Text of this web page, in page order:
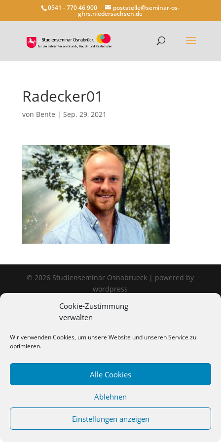
Cookie-Zustimmung
verwalten
Wir verwenden Cookies, um unsere Website und unseren Service zu
optimieren.
Alle Cookies
Ablehnen
Einstellungen anzeigen
0541 - 770 46 900 poststelle@seminar-os-
ghrs.niedersachsen.de
Radecker01
von Bente | Sep. 29, 2021
© 2026 Studienseminar Osnabrueck | powered by
wordpress